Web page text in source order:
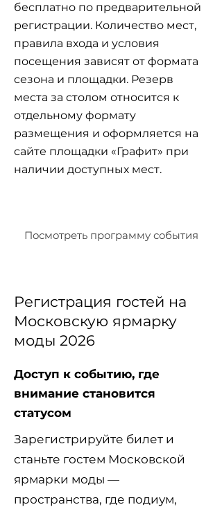
бесплатно по предварительной
регистрации. Количество мест,
правила входа и условия
посещения зависят от формата
сезона и площадки. Резерв
места за столом относится к
отдельному формату
размещения и оформляется на
сайте площадки «Графит» при
наличии доступных мест.
Посмотреть программу события
Регистрация гостей на
Московскую ярмарку
моды 2026
Доступ к событию, где
внимание становится
статусом
Зарегистрируйте билет и
станьте гостем Московской
ярмарки моды —
пространства, где подиум,